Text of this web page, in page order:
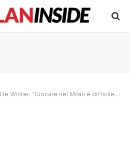
De Winter: “Giocare nel Milan è difficile, c’è molta pressione”